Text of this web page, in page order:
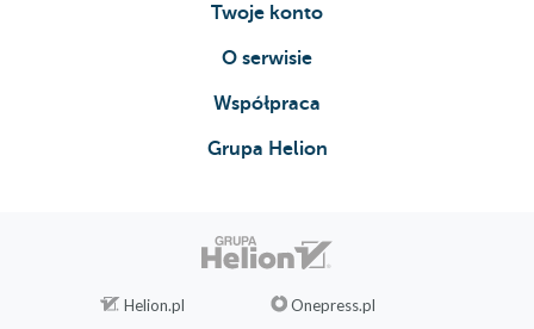
Twoje konto
O serwisie
Współpraca
Grupa Helion
Helion.pl
Onepress.pl